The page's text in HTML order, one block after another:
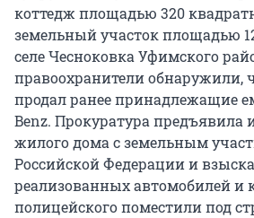
коттедж площадью 320
земельный участок площадью
селе Чесноковка Уфимского
правоохранители обнаружили,
продал ранее принадлежащие
Benz. Прокуратура предъявила
жилого дома с земельным
Российской Федерации и
реализованных автомобилей и
полицейского поместили под